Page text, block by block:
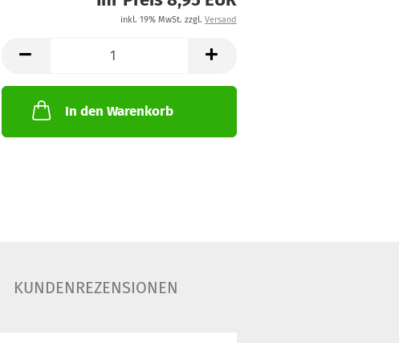
inkl. 19% MwSt. zzgl. Versand
In den Warenkorb
KUNDENREZENSIONEN